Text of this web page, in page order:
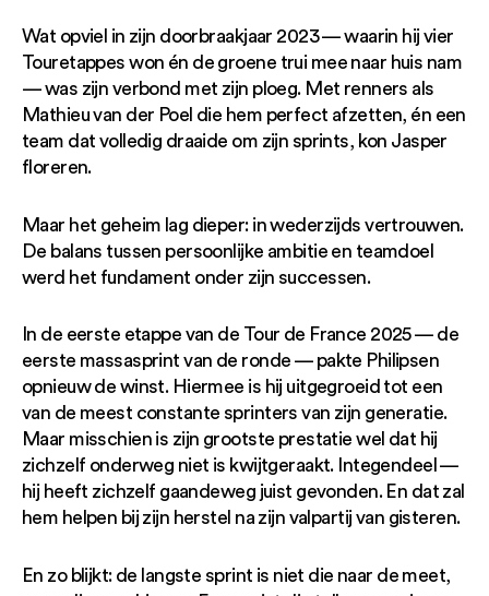
Wat opviel in zijn doorbraakjaar 2023 — waarin hij vier
Touretappes won én de groene trui mee naar huis nam
— was zijn verbond met zijn ploeg. Met renners als
Mathieu van der Poel die hem perfect afzetten, én een
team dat volledig draaide om zijn sprints, kon Jasper
floreren.
Maar het geheim lag dieper: in wederzijds vertrouwen.
De balans tussen persoonlijke ambitie en teamdoel
werd het fundament onder zijn successen.
In de eerste etappe van de Tour de France 2025 — de
eerste massasprint van de ronde — pakte Philipsen
opnieuw de winst. Hiermee is hij uitgegroeid tot een
van de meest constante sprinters van zijn generatie.
Maar misschien is zijn grootste prestatie wel dat hij
zichzelf onderweg niet is kwijtgeraakt. Integendeel —
hij heeft zichzelf gaandeweg juist gevonden. En dat zal
hem helpen bij zijn herstel na zijn valpartij van gisteren.
En zo blijkt: de langste sprint is niet die naar de meet,